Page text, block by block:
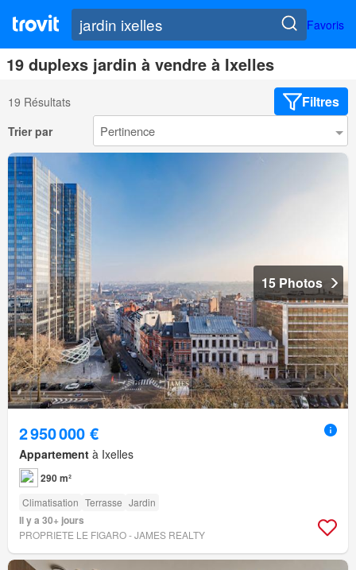
Favoris
19 duplexs jardin à vendre à Ixelles
19 Résultats Filtres
Trier par
15 Photos
2 950 000 €
Appartement à Ixelles
290 m²
Climatisation Terrasse Jardin
Il y a 30+ jours
PROPRIETE LE FIGARO - JAMES REALTY